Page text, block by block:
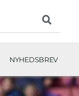
NYHEDSBREV